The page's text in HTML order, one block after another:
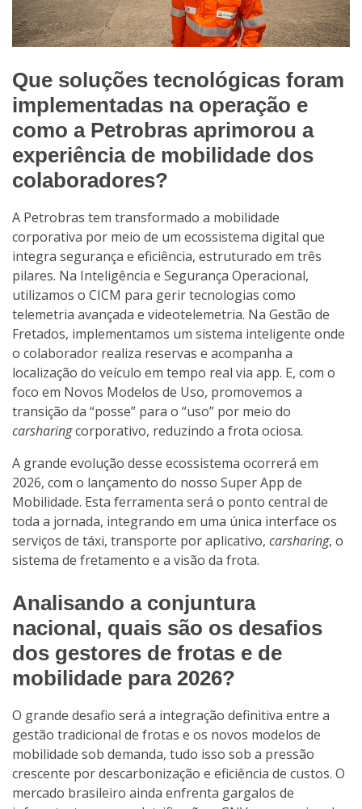
Que soluções tecnológicas foram
implementadas na operação e
como a Petrobras aprimorou a
experiência de mobilidade dos
colaboradores?
A Petrobras tem transformado a mobilidade
corporativa por meio de um ecossistema digital que
integra segurança e eficiência, estruturado em três
pilares. Na Inteligência e Segurança Operacional,
utilizamos o CICM para gerir tecnologias como
telemetria avançada e videotelemetria. Na Gestão de
Fretados, implementamos um sistema inteligente onde
o colaborador realiza reservas e acompanha a
localização do veículo em tempo real via app. E, com o
foco em Novos Modelos de Uso, promovemos a
transição da “posse” para o “uso” por meio do
carsharingcorporativo, reduzindo a frota ociosa.
A grande evolução desse ecossistema ocorrerá em
2026, com o lançamento do nosso Super App de
Mobilidade. Esta ferramenta será o ponto central de
toda a jornada, integrando em uma única interface os
serviços de táxi, transporte por aplicativo, carsharing, o
sistema de fretamento e a visão da frota.
Analisando a conjuntura
nacional, quais são os desafios
dos gestores de frotas e de
mobilidade para 2026?
O grande desafio será a integração definitiva entre a
gestão tradicional de frotas e os novos modelos de
mobilidade sob demanda, tudo isso sob a pressão
crescente por descarbonização e eficiência de custos. O
mercado brasileiro ainda enfrenta gargalos de